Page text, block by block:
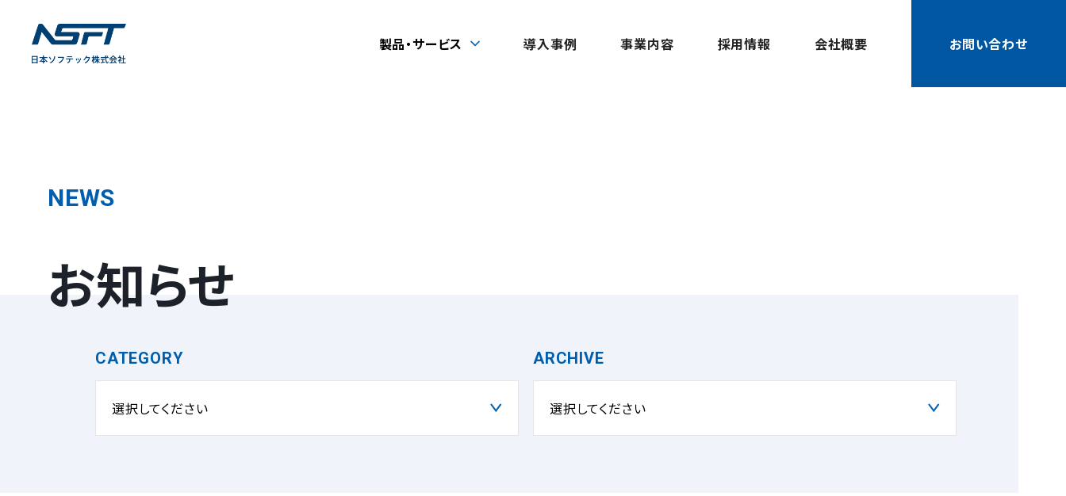
製品・サービス 導入事例 事業内容 採用情報 会社概要 お問い合わせ
NEWS
お知らせ
CATEGORY
選択してください
ARCHIVE
選択してください